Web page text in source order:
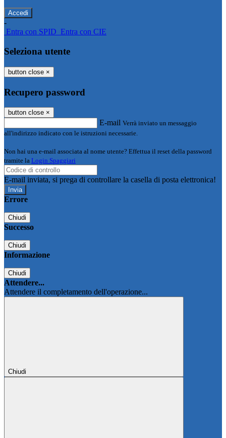
-
Entra con SPID Entra con CIE
Seleziona utente
button close ×
Recupero password
button close ×
E-mail Verrà inviato un messaggio
all'indirizzo indicato con le istruzioni necessarie.
Non hai una e-mail associata al nome utente? Effettua il reset della password
tramite la Login Spaggiari
E-mail inviata, si prega di controllare la casella di posta elettronica!
Errore
Chiudi
Successo
Chiudi
Informazione
Chiudi
Attendere...
Attendere il completamento dell'operazione...
Chiudi